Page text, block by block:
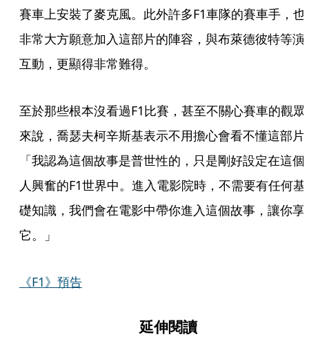
賽車上安裝了麥克風。此外許多F1車隊的賽車手，也
非常大方願意加入這部片的陣容，與布萊德彼特等演
互動，更顯得非常難得。
至於那些根本沒看過F1比賽，甚至不關心賽車的觀眾
來說，喬瑟夫柯辛斯基表示不用擔心會看不懂這部片
「我認為這個故事是普世性的，只是剛好設定在這個
人興奮的F1世界中。進入電影院時，不需要有任何基
礎知識，我們會在電影中帶你進入這個故事，讓你享
它。」
《F1》預告
延伸閱讀